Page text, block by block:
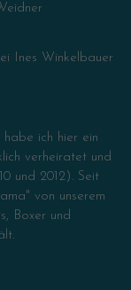
Ines Winkelbauer
habe ich hier ein
verheiratet und
und 2012). Seit
von unserem
Boxer und